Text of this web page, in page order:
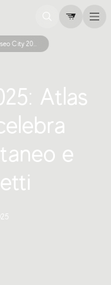
Milano Museo City 2025
Atlas
e